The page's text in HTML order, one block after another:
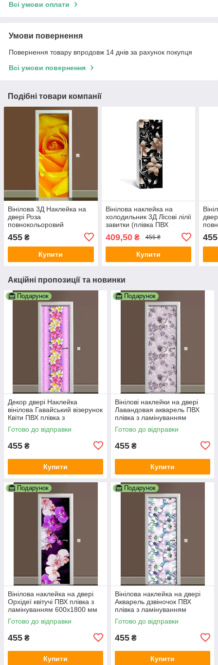
Всі умови оплати
Умови повернення
Повернення товару впродовж 14 днів за рахунок покупця
Всі умови повернення
Подібні товари компанії
Вінілова 3Д Наклейка на
двері Роза
повнокольоровий
дверей декор 600х1800
мм жовта квіти
455 ₴
Купити
Вінілова наклейка на
холодильник 3Д Лісові лілії
завитки (плівка ПВХ
фотодрук) 600х1800 мм
Квіти Чорний
409,50₴ 455 ₴
Купити
мм
455
Акційні пропозиції та новинки
Подарунок
Декор двері Наклейка
вінілова Гавайський візерунок
Квіти ПВХ плівка з
ламінуванням 600х1800 мм
квіти Фіолетовий
Готово до відправки
455 ₴
Купити
Подарунок
Вінілові наклейки на двері
Лавандовая акварель ПВХ
плівка з ламінуванням
600х1800 мм Квіти
Фіолетовий
Готово до відправки
455 ₴
Купити
Подарунок
Вінілова наклейка на двері
Орхідеї квітучі ПВХ плівка з
ламінуванням 600х1800 мм
квіти Фіолетовий
Готово до відправки
455 ₴
Купити
Подарунок
Вінілова наклейка на двері
Акварель дзвіночок ПВХ
плівка з ламінуванням
600х1800 мм Квіти Блакитний
Готово до відправки
455 ₴
Купити